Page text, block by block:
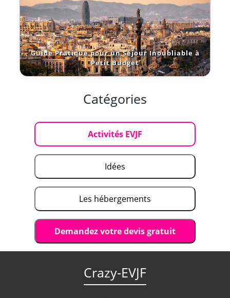
Guide Pratique pour un Séjour Inoubliable à
Petit Budget
Catégories
Activités EVJF
Idées
Les hébergements
Demandez votre devis gratuit
Crazy-EVJF